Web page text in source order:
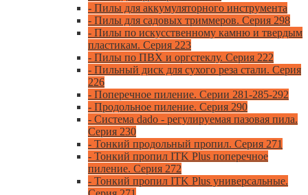
- Пилы для аккумуляторного инструмента
- Пилы для садовых триммеров. Серия 298
- Пилы по искусственному камню и твердым
пластикам. Серия 223
- Пилы по ПВХ и оргстеклу. Серия 222
- Пильный диск для сухого реза стали. Серия
226
- Поперечное пиление. Серии 281-285-292
- Продольное пиление. Серия 290
- Система dado - регулируемая пазовая пила.
Серия 230
- Тонкий продольный пропил. Серия 271
- Тонкий пропил ITK Plus поперечное
пиление. Серия 272
- Тонкий пропил ITK Plus универсальные.